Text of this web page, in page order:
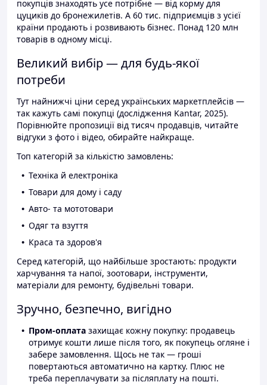
покупців знаходять усе потрібне — від корму для
цуциків до бронежилетів. А 60 тис. підприємців з усієї
країни продають і розвивають бізнес. Понад 120 млн
товарів в одному місці.
Великий вибір — для будь-якої
потреби
Тут найнижчі ціни серед українських маркетплейсів —
так кажуть самі покупці (дослідження Kantar, 2025).
Порівнюйте пропозиції від тисяч продавців, читайте
відгуки з фото і відео, обирайте найкраще.
Топ категорій за кількістю замовлень:
Техніка й електроніка
Товари для дому і саду
Авто- та мототовари
Одяг та взуття
Краса та здоров'я
Серед категорій, що найбільше зростають: продукти
харчування та напої, зоотовари, інструменти,
матеріали для ремонту, будівельні товари.
Зручно, безпечно, вигідно
Пром-оплата захищає кожну покупку: продавець
отримує кошти лише після того, як покупець огляне і
забере замовлення. Щось не так — гроші
повертаються автоматично на картку. Плюс не
треба переплачувати за післяплату на пошті.